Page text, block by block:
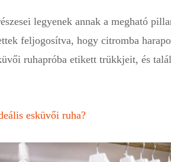
legyenek annak a megható
feljogosítva, hogy citromba
ruhapróba etikett trükkjeit, és
esküvői ruha?